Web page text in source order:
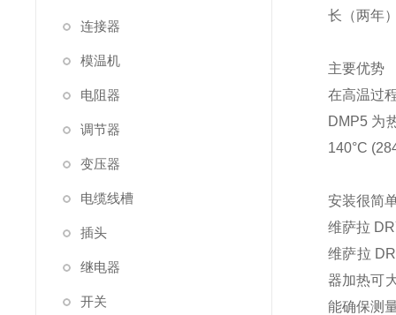
连接器
模温机
电阻器
调节器
变压器
电缆线槽
插头
继电器
开关
长（两年
主要优势
在高温过
DMP5 为
140°C
安装很简
维萨拉
维萨拉
器加热可
能确保测